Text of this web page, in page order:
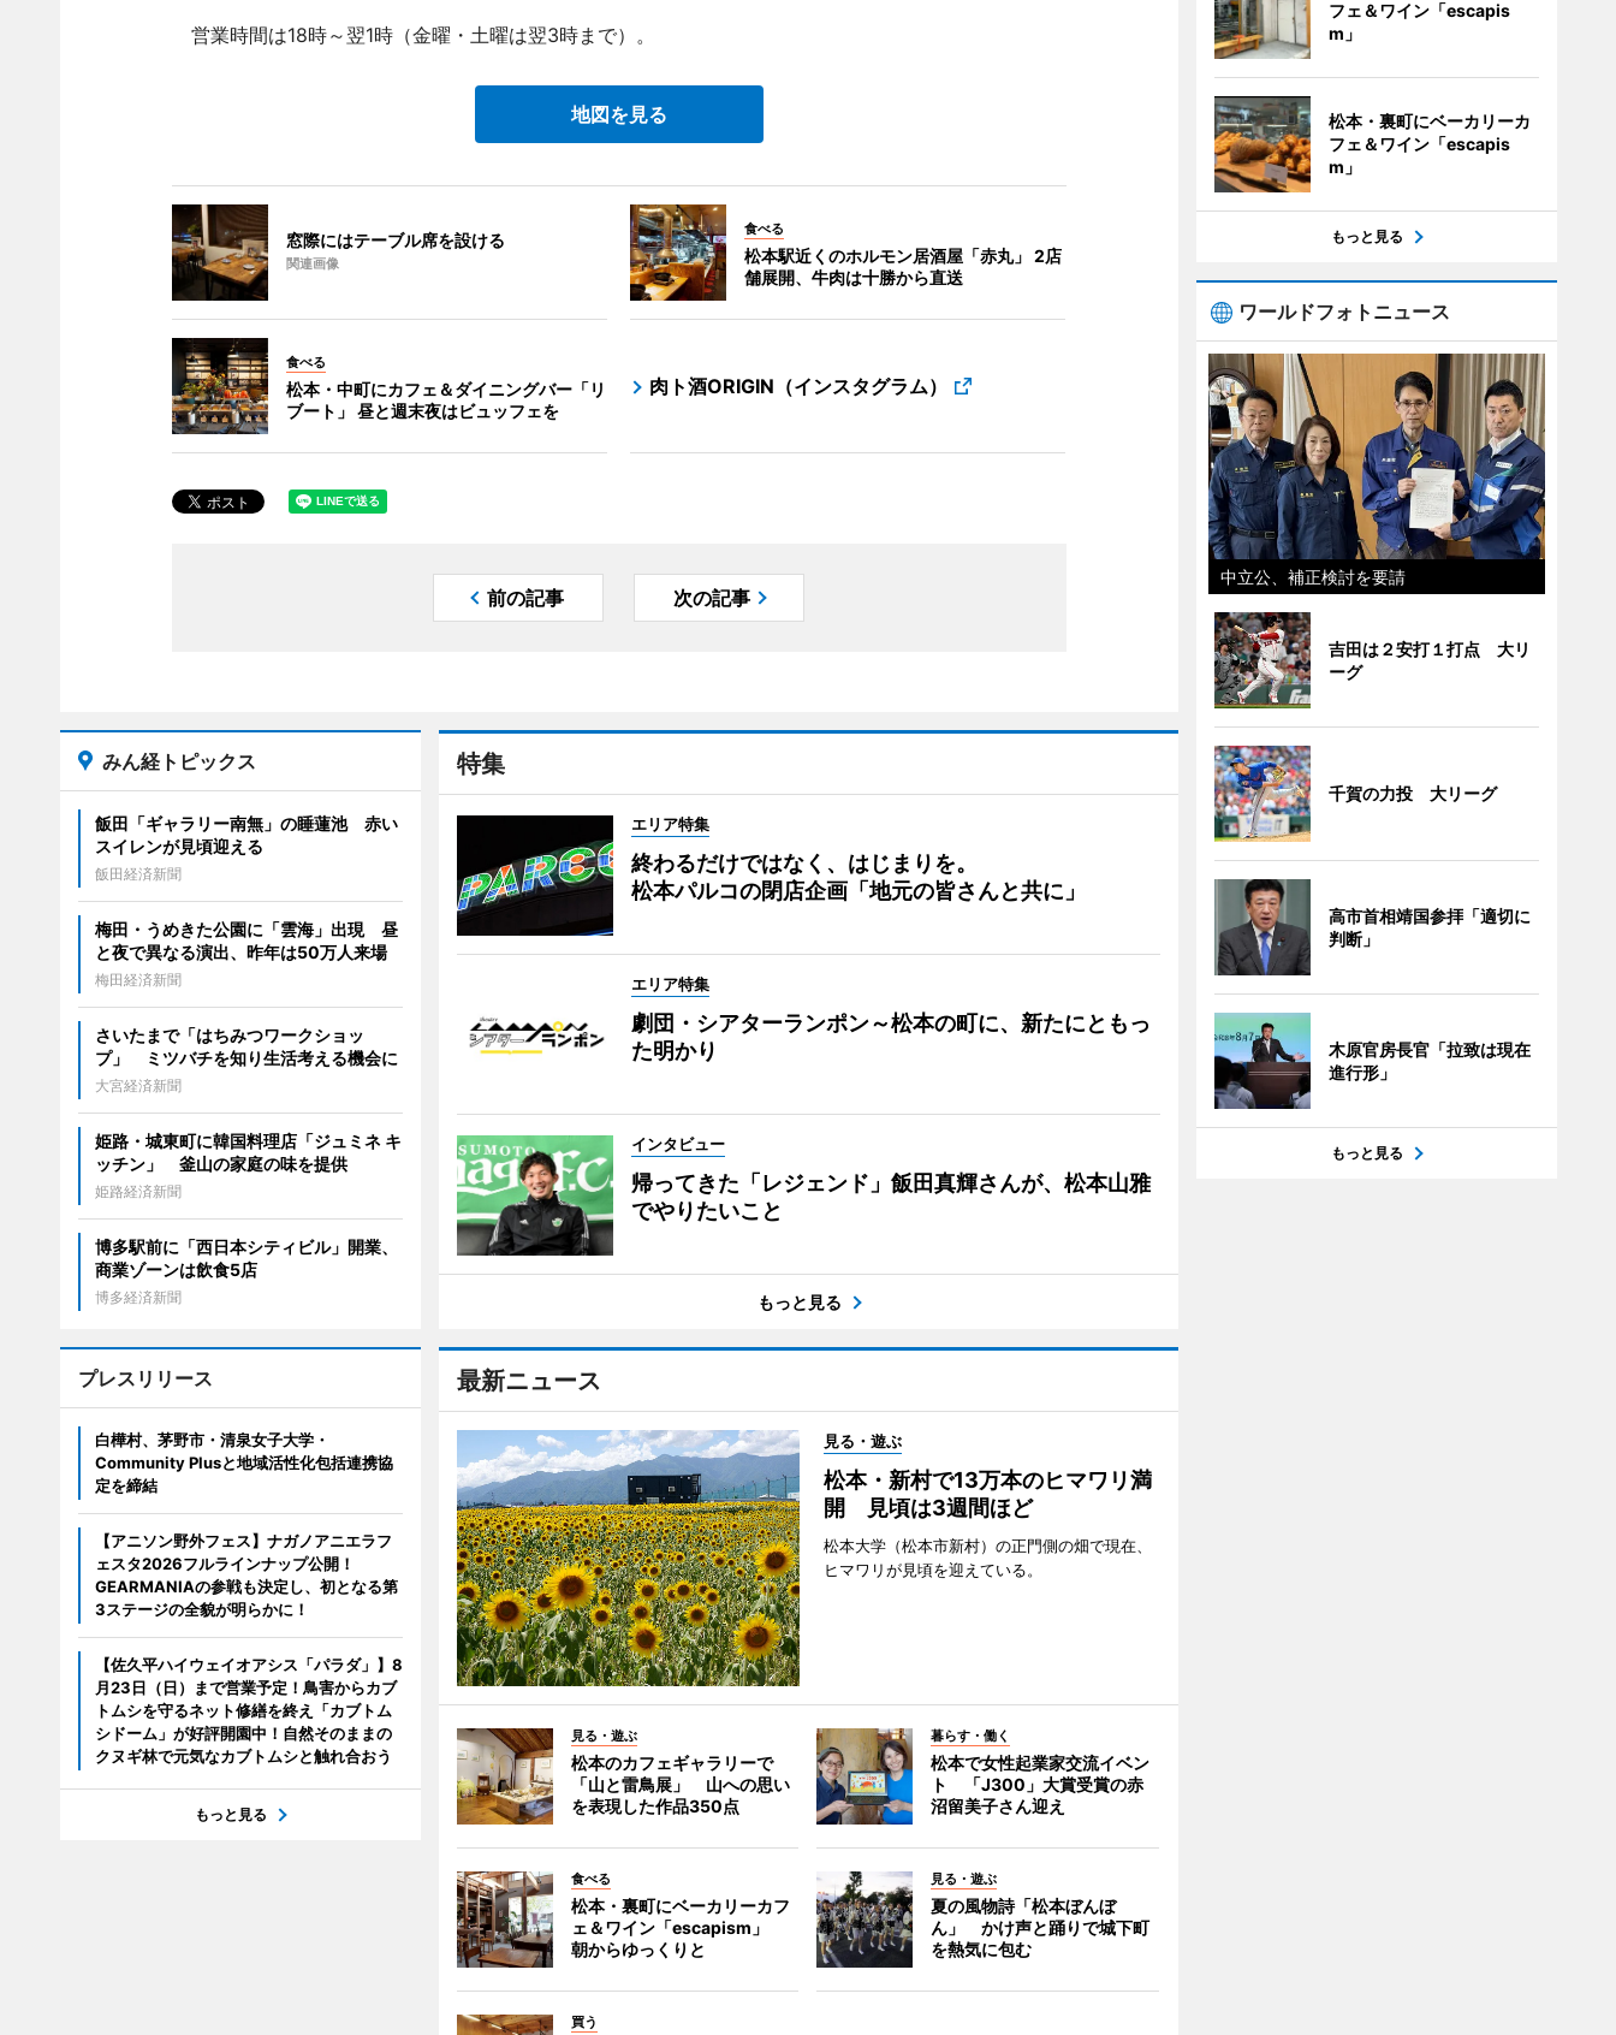
営業時間は18時～翌1時（金曜・土曜は翌3時まで）。
地図を見る
窓際にはテーブル席を設ける
関連画像
食べる
松本駅近くのホルモン居酒屋「赤丸」 2店
舗展開、牛肉は十勝から直送
食べる
松本・中町にカフェ＆ダイニングバー「リ
ブート」 昼と週末夜はビュッフェを
肉ト酒ORIGIN（インスタグラム）
前の記事 次の記事
特集
エリア特集
終わるだけではなく、はじまりを。
松本パルコの閉店企画「地元の皆さんと共に」
エリア特集
劇団・シアターランポン～松本の町に、新たにともっ
た明かり
インタビュー
帰ってきた「レジェンド」飯田真輝さんが、松本山雅
でやりたいこと
もっと見る
最新ニュース
見る・遊ぶ
松本・新村で13万本のヒマワリ満
開 見頃は3週間ほど
松本大学（松本市新村）の正門側の畑で現在、
ヒマワリが見頃を迎えている。
見る・遊ぶ
松本のカフェギャラリーで
「山と雷鳥展」 山への思い
を表現した作品350点
暮らす・働く
松本で女性起業家交流イベン
ト 「J300」大賞受賞の赤
沼留美子さん迎え
食べる
松本・裏町にベーカリーカフ
ェ＆ワイン「escapism」
朝からゆっくりと
見る・遊ぶ
夏の風物詩「松本ぼんぼ
ん」 かけ声と踊りで城下町
を熱気に包む
買う
みん経トピックス
飯田「ギャラリー南無」の睡蓮池 赤い
スイレンが見頃迎える
飯田経済新聞
梅田・うめきた公園に「雲海」出現 昼
と夜で異なる演出、昨年は50万人来場
梅田経済新聞
さいたまで「はちみつワークショッ
プ」 ミツバチを知り生活考える機会に
大宮経済新聞
姫路・城東町に韓国料理店「ジュミネ キ
ッチン」 釜山の家庭の味を提供
姫路経済新聞
博多駅前に「西日本シティビル」開業、
商業ゾーンは飲食5店
博多経済新聞
プレスリリース
白樺村、茅野市・清泉女子大学・
Community Plusと地域活性化包括連携協
定を締結
【アニソン野外フェス】ナガノアニエラフ
ェスタ2026フルラインナップ公開！
GEARMANIAの参戦も決定し、初となる第
3ステージの全貌が明らかに！
【佐久平ハイウェイオアシス「パラダ」】8
月23日（日）まで営業予定！鳥害からカブ
トムシを守るネット修繕を終え「カブトム
シドーム」が好評開園中！自然そのままの
クヌギ林で元気なカブトムシと触れ合おう
もっと見る
フェ＆ワイン「escapis
m」
松本・裏町にベーカリーカ
フェ＆ワイン「escapis
m」
もっと見る
ワールドフォトニュース
中立公、補正検討を要請
吉田は２安打１打点 大リ
ーグ
千賀の力投 大リーグ
高市首相靖国参拝「適切に
判断」
木原官房長官「拉致は現在
進行形」
もっと見る